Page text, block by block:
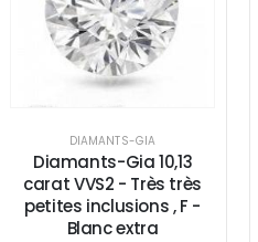
DIAMANTS-GIA
Diamants-Gia 10,13
carat VVS2 - Très très
petites inclusions , F -
Blanc extra